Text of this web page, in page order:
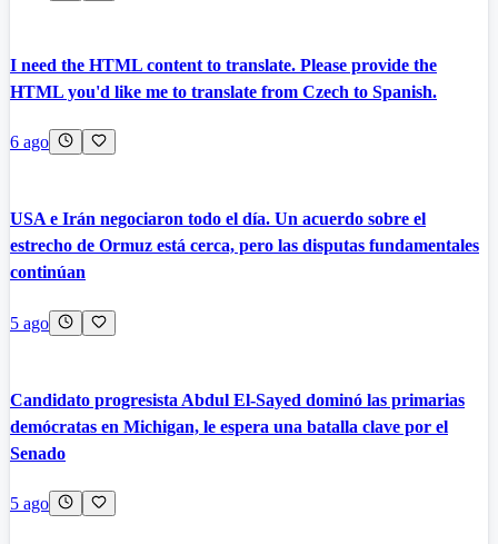
I need the HTML content to translate. Please provide the
HTML you'd like me to translate from Czech to Spanish.
6 ago
USA e Irán negociaron todo el día. Un acuerdo sobre el
estrecho de Ormuz está cerca, pero las disputas fundamentales
continúan
5 ago
Candidato progresista Abdul El-Sayed dominó las primarias
demócratas en Michigan, le espera una batalla clave por el
Senado
5 ago